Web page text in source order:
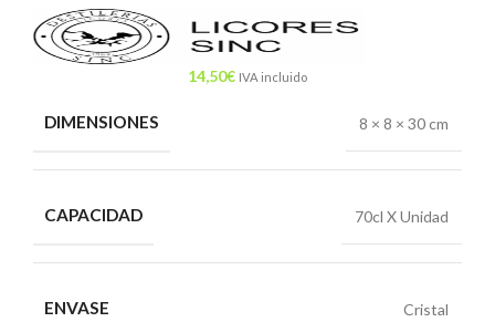
14,50€ IVA incluido
DIMENSIONES 8 × 8 × 30 cm
CAPACIDAD 70cl X Unidad
ENVASE Cristal